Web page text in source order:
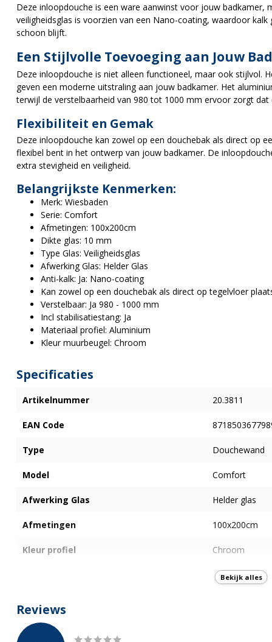
Deze inloopdouche is een ware aanwinst voor jouw badkamer,
veiligheidsglas is voorzien van een Nano-coating, waardoor
schoon blijft.
Een Stijlvolle Toevoeging aan Jouw
Deze inloopdouche is niet alleen functioneel, maar ook stijlvol.
geven een moderne uitstraling aan jouw badkamer. Het
terwijl de verstelbaarheid van 980 tot 1000 mm ervoor zorgt
Flexibiliteit en Gemak
Deze inloopdouche kan zowel op een douchebak als direct op
flexibel bent in het ontwerp van jouw badkamer. De
extra stevigheid en veiligheid.
Belangrijkste Kenmerken:
Merk: Wiesbaden
Serie: Comfort
Afmetingen: 100x200cm
Dikte glas: 10 mm
Type Glas: Veiligheidsglas
Afwerking Glas: Helder Glas
Anti-kalk: Ja: Nano-coating
Kan zowel op een douchebak als direct op tegelvloer
Verstelbaar: Ja 980 - 1000 mm
Incl stabilisatiestang: Ja
Materiaal profiel: Aluminium
Kleur muurbeugel: Chroom
Specificaties
Artikelnummer 20.3811
EAN Code
Type Douchewand
Model Comfort
Afwerking Glas Helder glas
Afmetingen 100x200cm
Kleur profiel Chroom
Veiligheidsglas
Nano-Coating
Bekijk alles
Reviews